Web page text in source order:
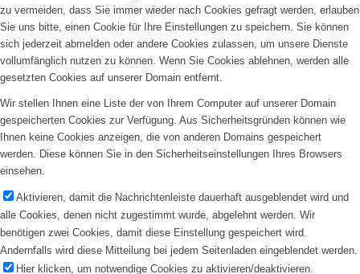
zu vermeiden, dass Sie immer wieder nach Cookies gefragt werden, erlauben
Sie uns bitte, einen Cookie für Ihre Einstellungen zu speichern. Sie können
sich jederzeit abmelden oder andere Cookies zulassen, um unsere Dienste
vollumfänglich nutzen zu können. Wenn Sie Cookies ablehnen, werden alle
gesetzten Cookies auf unserer Domain entfernt.
Wir stellen Ihnen eine Liste der von Ihrem Computer auf unserer Domain
gespeicherten Cookies zur Verfügung. Aus Sicherheitsgründen können wie
Ihnen keine Cookies anzeigen, die von anderen Domains gespeichert
werden. Diese können Sie in den Sicherheitseinstellungen Ihres Browsers
einsehen.
Aktivieren, damit die Nachrichtenleiste dauerhaft ausgeblendet wird und
alle Cookies, denen nicht zugestimmt wurde, abgelehnt werden. Wir
benötigen zwei Cookies, damit diese Einstellung gespeichert wird.
Andernfalls wird diese Mitteilung bei jedem Seitenladen eingeblendet werden.
Hier klicken, um notwendige Cookies zu aktivieren/deaktivieren.